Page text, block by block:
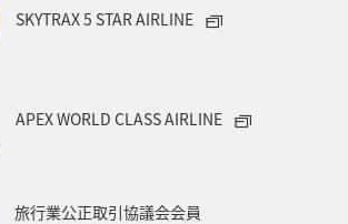
3名様用
（庄内）行き2万円クーポン
クーポンコード：SGSYU26J
SKYTRAX 5 STAR AIRLINE
APEX WORLD CLASS AIRLINE
旅行業公正取引協議会会員